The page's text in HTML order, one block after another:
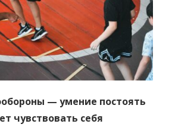
— умение постоять
чувствовать себя